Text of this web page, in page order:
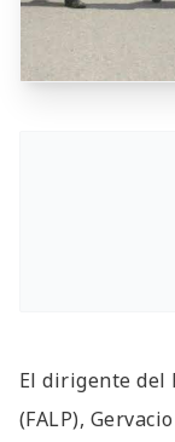
El dirigente del
(FALP),